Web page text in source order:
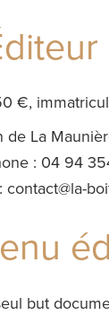
€,
de La
: 04 94
contact@la-
but